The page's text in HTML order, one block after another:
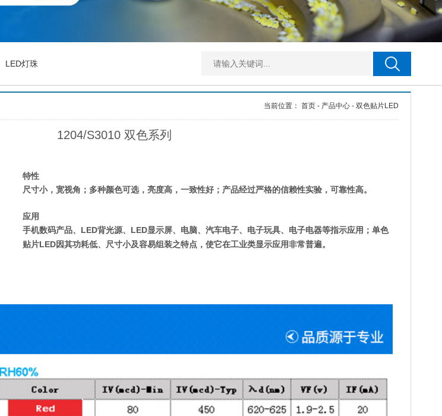
LED灯珠
当前位置： 首页 - 产品中心 - 双色贴片LED
1204/S3010 双色系列
特性
尺寸小，宽视角；多种颜色可选，亮度高，一致性好；产品经过严格的信赖性实验，可靠性高。
应用
手机数码产品、LED背光源、LED显示屏、电脑、汽车电子、电子玩具、电子电器等指示应用；单色
贴片LED因其功耗低、尺寸小及容易组装之特点，使它在工业类显示应用非常普遍。